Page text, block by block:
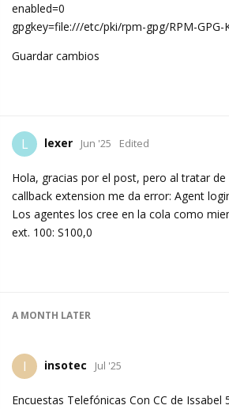
enabled=0
gpgkey=file:///etc/pki/rpm-gpg/RPM-GPG-
Guardar cambios
L lexer Jun '25 Edited
Hola, gracias por el post, pero al tratar
callback extension me da error: Agent
Los agentes los cree en la cola como
ext. 100: S100,0
A MONTH LATER
I insotec Jul '25
Encuestas Telefónicas Con CC de Issabel